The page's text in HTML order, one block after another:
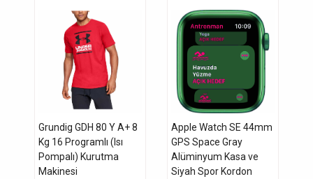
Grundig GDH 80 Y A+ 8
Kg 16 Programlı (Isı
Pompalı) Kurutma
Makinesi
Apple Watch SE 44mm
GPS Space Gray
Alüminyum Kasa ve
Siyah Spor Kordon